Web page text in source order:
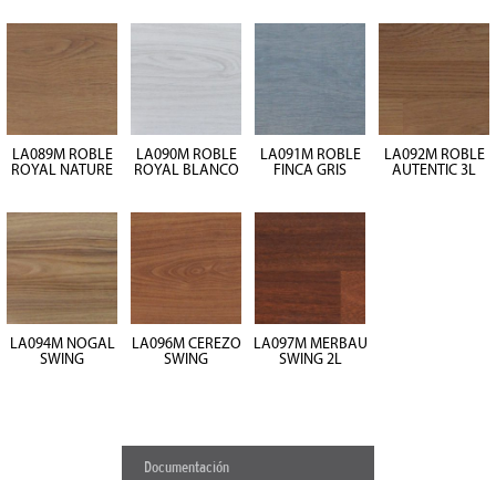
LA089M ROBLE
ROYAL NATURE
LA090M ROBLE
ROYAL BLANCO
LA091M ROBLE
FINCA GRIS
LA092M ROBLE
AUTENTIC 3L
LA094M NOGAL
SWING
LA096M CEREZO
SWING
LA097M MERBAU
SWING 2L
Documentación